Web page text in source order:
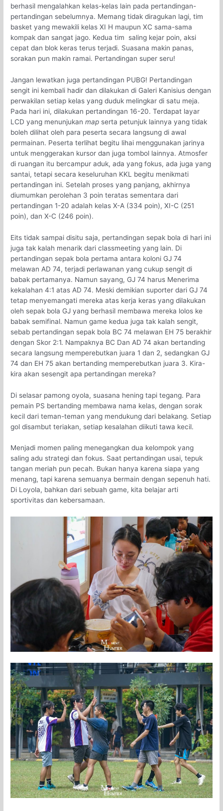
berhasil mengalahkan kelas-kelas lain pada pertandingan-
pertandingan sebelumnya. Memang tidak diragukan lagi, tim
basket yang mewakili kelas XI H maupun XC sama-sama
kompak dan sangat jago. Kedua tim saling kejar poin, aksi
cepat dan blok keras terus terjadi. Suasana makin panas,
sorakan pun makin ramai. Pertandingan super seru!
Jangan lewatkan juga pertandingan PUBG! Pertandingan
sengit ini kembali hadir dan dilakukan di Galeri Kanisius dengan
perwakilan setiap kelas yang duduk melingkar di satu meja.
Pada hari ini, dilakukan pertandingan 16-20. Terdapat layar
LCD yang menunjukanmap serta petunjuk lainnya yang tidak
boleh dilihat oleh para peserta secara langsung di awal
permainan. Peserta terlihat begitu lihai menggunakan jarinya
untuk menggerakan kursor dan juga tombol lainnya. Atmosfer
di ruangan itu bercampur aduk, ada yang fokus, ada juga yang
santai, tetapi secara keseluruhan KKL begitu menikmati
pertandingan ini. Setelah proses yang panjang, akhirnya
diumumkan perolehan 3 poin teratas sementara dari
pertandingan 1-20 adalah kelas X-A (334 poin), XI-C (251
poin), dan X-C (246 poin).
Eits tidak sampai disitu saja, pertandingan sepak bola di hari ini
juga tak kalah menarik dari classmeeting yang lain. Di
pertandingan sepak bola pertama antara koloni GJ 74
melawan AD 74, terjadi perlawanan yang cukup sengit di
babak pertamanya. Namun sayang, GJ 74 harus Menerima
kekalahan 4:1 atas AD 74. Meski demikian suporter dari GJ 74
tetap menyemangati mereka atas kerja keras yang dilakukan
oleh sepak bola GJ yang berhasil membawa mereka lolos ke
babak semifinal. Namun game kedua juga tak kalah sengit,
sebab pertandingan sepak bola BC 74 melawan EH 75 berakhir
dengan Skor 2:1. Nampaknya BC Dan AD 74 akan bertanding
secara langsung memperebutkan juara 1 dan 2, sedangkan GJ
74 dan EH 75 akan bertanding memperebutkan juara 3. Kira-
kira akan sesengit apa pertandingan mereka?
Di selasar pamong oyola, suasana hening tapi tegang. Para
pemain PS bertanding membawa nama kelas, dengan sorak
kecil dari teman-teman yang mendukung dari belakang. Setiap
gol disambut teriakan, setiap kesalahan diikuti tawa kecil.
Menjadi momen paling menegangkan dua kelompok yang
saling adu strategi dan fokus. Saat pertandingan usai, tepuk
tangan meriah pun pecah. Bukan hanya karena siapa yang
menang, tapi karena semuanya bermain dengan sepenuh hati.
Di Loyola, bahkan dari sebuah game, kita belajar arti
sportivitas dan kebersamaan.